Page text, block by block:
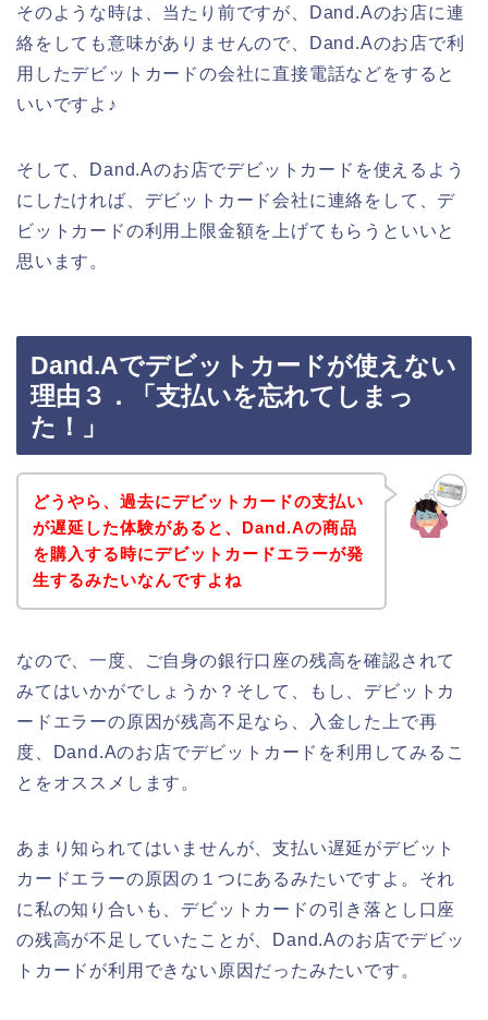
そのような時は、当たり前ですが、Dand.Aのお店に連
絡をしても意味がありませんので、Dand.Aのお店で利
用したデビットカードの会社に直接電話などをすると
いいですよ♪
そして、Dand.Aのお店でデビットカードを使えるよう
にしたければ、デビットカード会社に連絡をして、デ
ビットカードの利用上限金額を上げてもらうといいと
思います。
Dand.Aでデビットカードが使えない
理由３．「支払いを忘れてしまっ
た！」
どうやら、過去にデビットカードの支払い
が遅延した体験があると、Dand.Aの商品
を購入する時にデビットカードエラーが発
生するみたいなんですよね
なので、一度、ご自身の銀行口座の残高を確認されて
みてはいかがでしょうか？そして、もし、デビットカ
ードエラーの原因が残高不足なら、入金した上で再
度、Dand.Aのお店でデビットカードを利用してみるこ
とをオススメします。
あまり知られてはいませんが、支払い遅延がデビット
カードエラーの原因の１つにあるみたいですよ。それ
に私の知り合いも、デビットカードの引き落とし口座
の残高が不足していたことが、Dand.Aのお店でデビッ
トカードが利用できない原因だったみたいです。